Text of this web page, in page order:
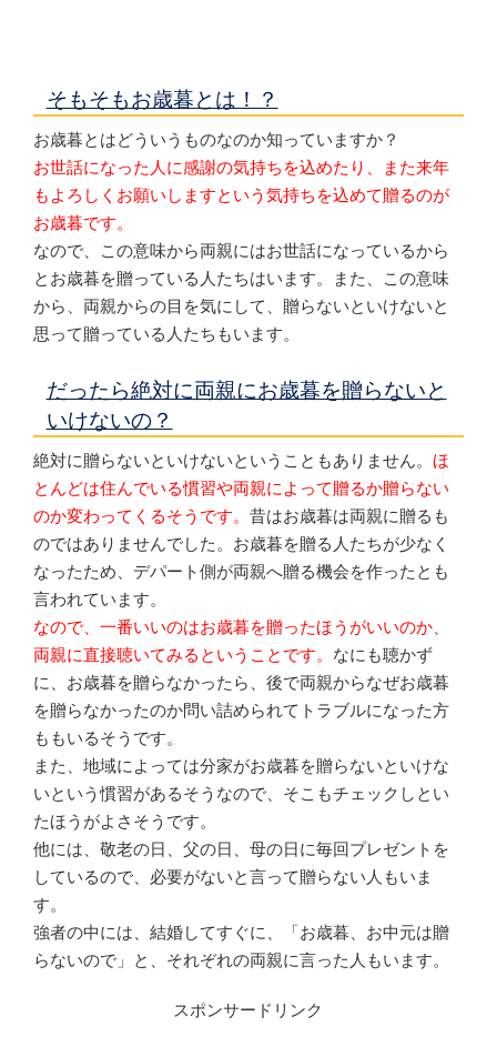
そもそもお歳暮とは！？
お歳暮とはどういうものなのか知っていますか？
お世話になった人に感謝の気持ちを込めたり、また来年
もよろしくお願いしますという気持ちを込めて贈るのが
お歳暮です。
なので、この意味から両親にはお世話になっているから
とお歳暮を贈っている人たちはいます。また、この意味
から、両親からの目を気にして、贈らないといけないと
思って贈っている人たちもいます。
だったら絶対に両親にお歳暮を贈らないと
いけないの？
絶対に贈らないといけないということもありません。 ほ
とんどは住んでいる慣習や両親によって贈るか贈らない
のか変わってくるそうです。 昔はお歳暮は両親に贈るも
のではありませんでした。お歳暮を贈る人たちが少なく
なったため、デパート側が両親へ贈る機会を作ったとも
言われています。
なので、一番いいのはお歳暮を贈ったほうがいいのか、
両親に直接聴いてみるということです。 なにも聴かず
に、お歳暮を贈らなかったら、後で両親からなぜお歳暮
を贈らなかったのか問い詰められてトラブルになった方
ももいるそうです。
また、地域によっては分家がお歳暮を贈らないといけな
いという慣習があるそうなので、そこもチェックしとい
たほうがよさそうです。
他には、敬老の日、父の日、母の日に毎回プレゼントを
しているので、必要がないと言って贈らない人もいま
す。
強者の中には、結婚してすぐに、「お歳暮、お中元は贈
らないので」と、それぞれの両親に言った人もいます。
スポンサードリンク